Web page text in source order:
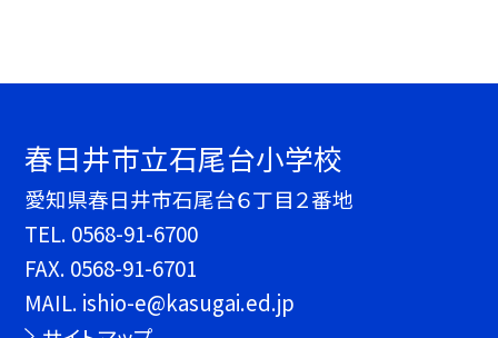
春日井市立石尾台小学校
愛知県春日井市石尾台６丁目２番地
TEL. 0568-91-6700
FAX. 0568-91-6701
MAIL. ishio-e@kasugai.ed.jp